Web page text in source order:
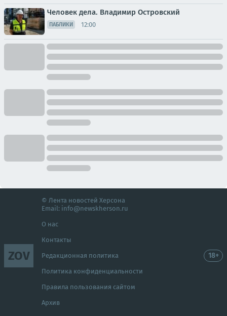
Человек дела. Владимир Островский
ПАБЛИКИ 12:00
ZOV
© Лента новостей Херсона
Email: info@newskherson.ru
О нас
Контакты
Редакционная политика
Политика конфиденциальности
Правила пользования сайтом
Архив
18+